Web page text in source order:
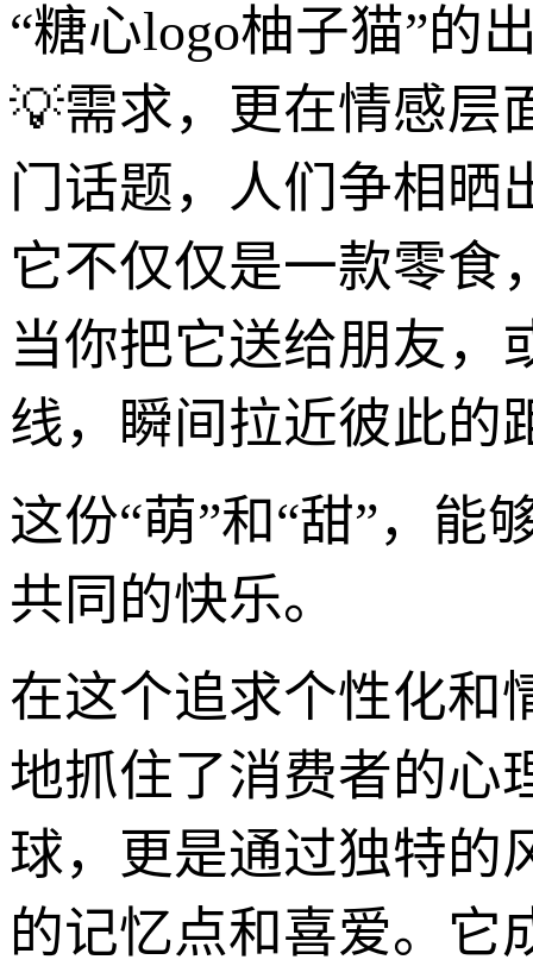
“糖心logo柚子猫”的
💡需求，更在情感层
门话题，人们争相晒
它不仅仅是一款零食
当你把它送给朋友，
线，瞬间拉近彼此的
这份“萌”和“甜”，能
共同的快乐。
在这个追求个性化和
地抓住了消费者的心
球，更是通过独特的
的记忆点和喜爱。它